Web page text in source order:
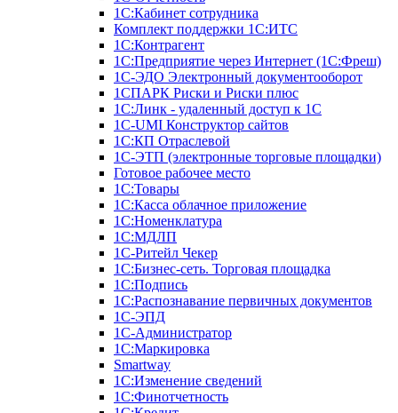
1С:Кабинет сотрудника
Комплект поддержки 1С:ИТС
1С:Контрагент
1С:Предприятие через Интернет (1С:Фреш)
1С-ЭДО Электронный документооборот
1СПАРК Риски и Риски плюс
1С:Линк - удаленный доступ к 1С
1С-UMI Конструктор сайтов
1С:КП Отраслевой
1С-ЭТП (электронные торговые площадки)
Готовое рабочее место
1С:Товары
1С:Касса облачное приложение
1С:Номенклатура
1С:МДЛП
1C-Ритейл Чекер
1C:Бизнес-сеть. Торговая площадка
1С:Подпись
1С:Распознавание первичных документов
1С-ЭПД
1С-Администратор
1С:Маркировка
Smartway
1С:Изменение сведений
1С:Финотчетность